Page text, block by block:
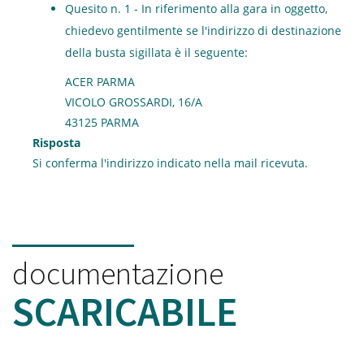
Quesito n. 1 - In riferimento alla gara in oggetto,
chiedevo gentilmente se l'indirizzo di destinazione
della busta sigillata è il seguente:
ACER PARMA
VICOLO GROSSARDI, 16/A
43125 PARMA
Risposta
Si conferma l'indirizzo indicato nella mail ricevuta.
documentazione
SCARICABILE